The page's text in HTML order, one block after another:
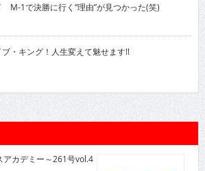
M-1で決勝に行く“理由”が見つかった(笑)
・キング！人生変えて魅せます!!
アカデミー～261号vol.4